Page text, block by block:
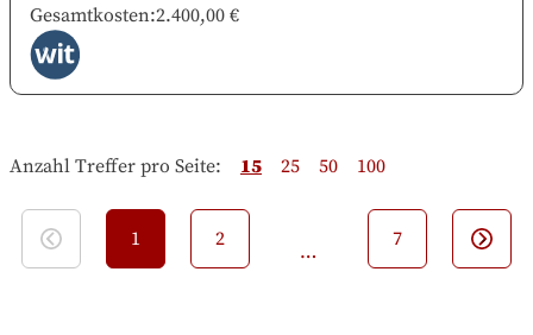
Gesamtkosten:2.400,00 €
Anzahl Treffer pro Seite: 15 25 50 100
1 2
…
7